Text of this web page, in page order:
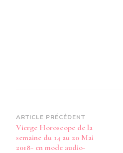
Navigation
d’article
ARTICLE PRÉCÉDENT
Vierge Horoscope de la
semaine du 14 au 20 Mai
2018- en mode audio-